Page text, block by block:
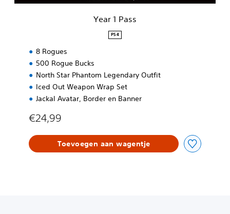
Year 1 Pass
PS4
8 Rogues
500 Rogue Bucks
North Star Phantom Legendary Outfit
Iced Out Weapon Wrap Set
Jackal Avatar, Border en Banner
€24,99
Toevoegen aan wagentje